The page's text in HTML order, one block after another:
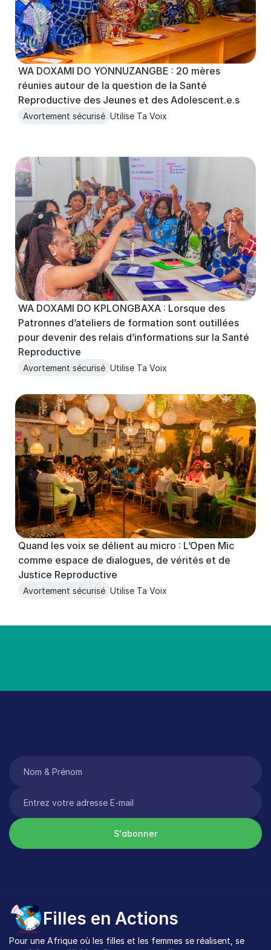
WA DOXAMI DO YONNUZANGBE : 20 mères
réunies autour de la question de la Santé
Reproductive des Jeunes et des Adolescent.e.s
Avortement sécurisé Utilise Ta Voix
WA DOXAMI DO KPLONGBAXA : Lorsque des
Patronnes d’ateliers de formation sont outillées
pour devenir des relais d’informations sur la Santé
Reproductive
Avortement sécurisé Utilise Ta Voix
Quand les voix se délient au micro : L’Open Mic
comme espace de dialogues, de vérités et de
Justice Reproductive
Avortement sécurisé Utilise Ta Voix
S'abonner
Filles en Actions
Pour une Afrique où les filles et les femmes se réalisent, se